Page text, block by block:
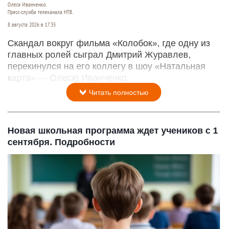
Олеся Иванченко.
Пресс-служба телеканала НТВ.
8 августа 2026 в 17:35
Скандал вокруг фильма «Колобок», где одну из
главных ролей сыграл Дмитрий Журавлев,
перекинулся на его коллегу в шоу «Натальная
карта» — Олесю Иванченко.
Читать полностью
Новая школьная программа ждет учеников с 1
сентября. Подробности